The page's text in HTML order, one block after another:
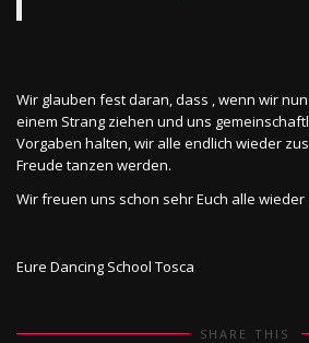
Wir glauben fest daran, dass , wenn wir
einem Strang ziehen und uns
Vorgaben halten, wir alle endlich wieder
Freude tanzen werden.
Wir freuen uns schon sehr Euch alle wieder
Eure Dancing School Tosca
SHARE THIS